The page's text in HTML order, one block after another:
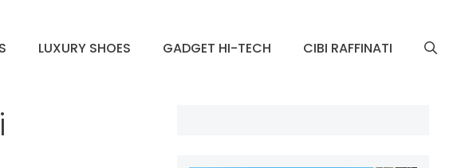
LUXURY SHOES GADGET HI-TECH CIBI RAFFINATI